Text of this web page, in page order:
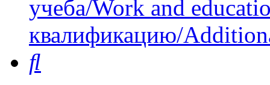
учеба/Work and
квалификацию/